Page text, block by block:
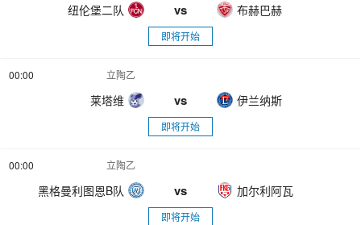
纽伦堡二队 vs 布赫巴赫
即将开始
00:00 立陶乙
莱塔维 vs 伊兰纳斯
即将开始
00:00 立陶乙
黑格曼利图恩B队 vs 加尔利阿瓦
即将开始